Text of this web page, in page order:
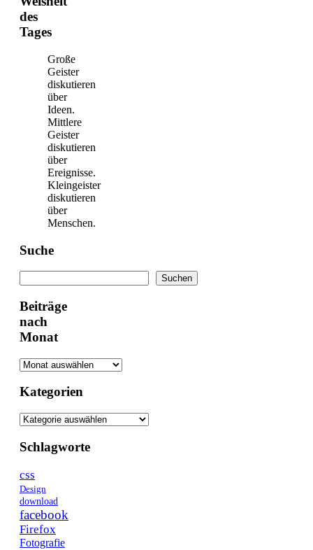
des
Tages
Große
Geister
diskutieren
über
Ideen.
Mittlere
Geister
diskutieren
über
Ereignisse.
Kleingeister
diskutieren
über
Menschen.
Suche
Suchen
Beiträge
nach
Monat
Kategorien
Schlagworte
css
Design
download
facebook
Firefox
Fotografie